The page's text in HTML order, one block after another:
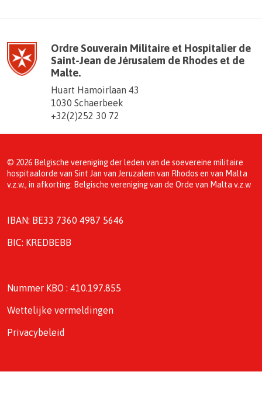
Ordre Souverain Militaire et Hospitalier de
Saint-Jean de Jérusalem de Rhodes et de
Malte.
Huart Hamoirlaan 43
1030 Schaerbeek
+32(2)252 30 72
© 2026 Belgische vereniging der leden van de soevereine militaire
hospitaalorde van Sint Jan van Jeruzalem van Rhodos en van Malta
v.z.w., in afkorting: Belgische vereniging van de Orde van Malta v.z.w
IBAN: BE33 7360 4987 5646
BIC: KREDBEBB
Nummer KBO : 410.197.855
Wettelijke vermeldingen
Privacybeleid